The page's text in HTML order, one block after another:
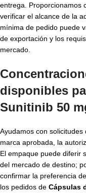
entrega. Proporcionamos
verificar el alcance de la
mínima de pedido puede
de exportación y los
mercado.
disponibles
Sunitinib 50
Ayudamos con
marca aprobada, la
El empaque puede diferir
del mercado de destino;
confirmar la preferencia
los pedidos de Cápsulas